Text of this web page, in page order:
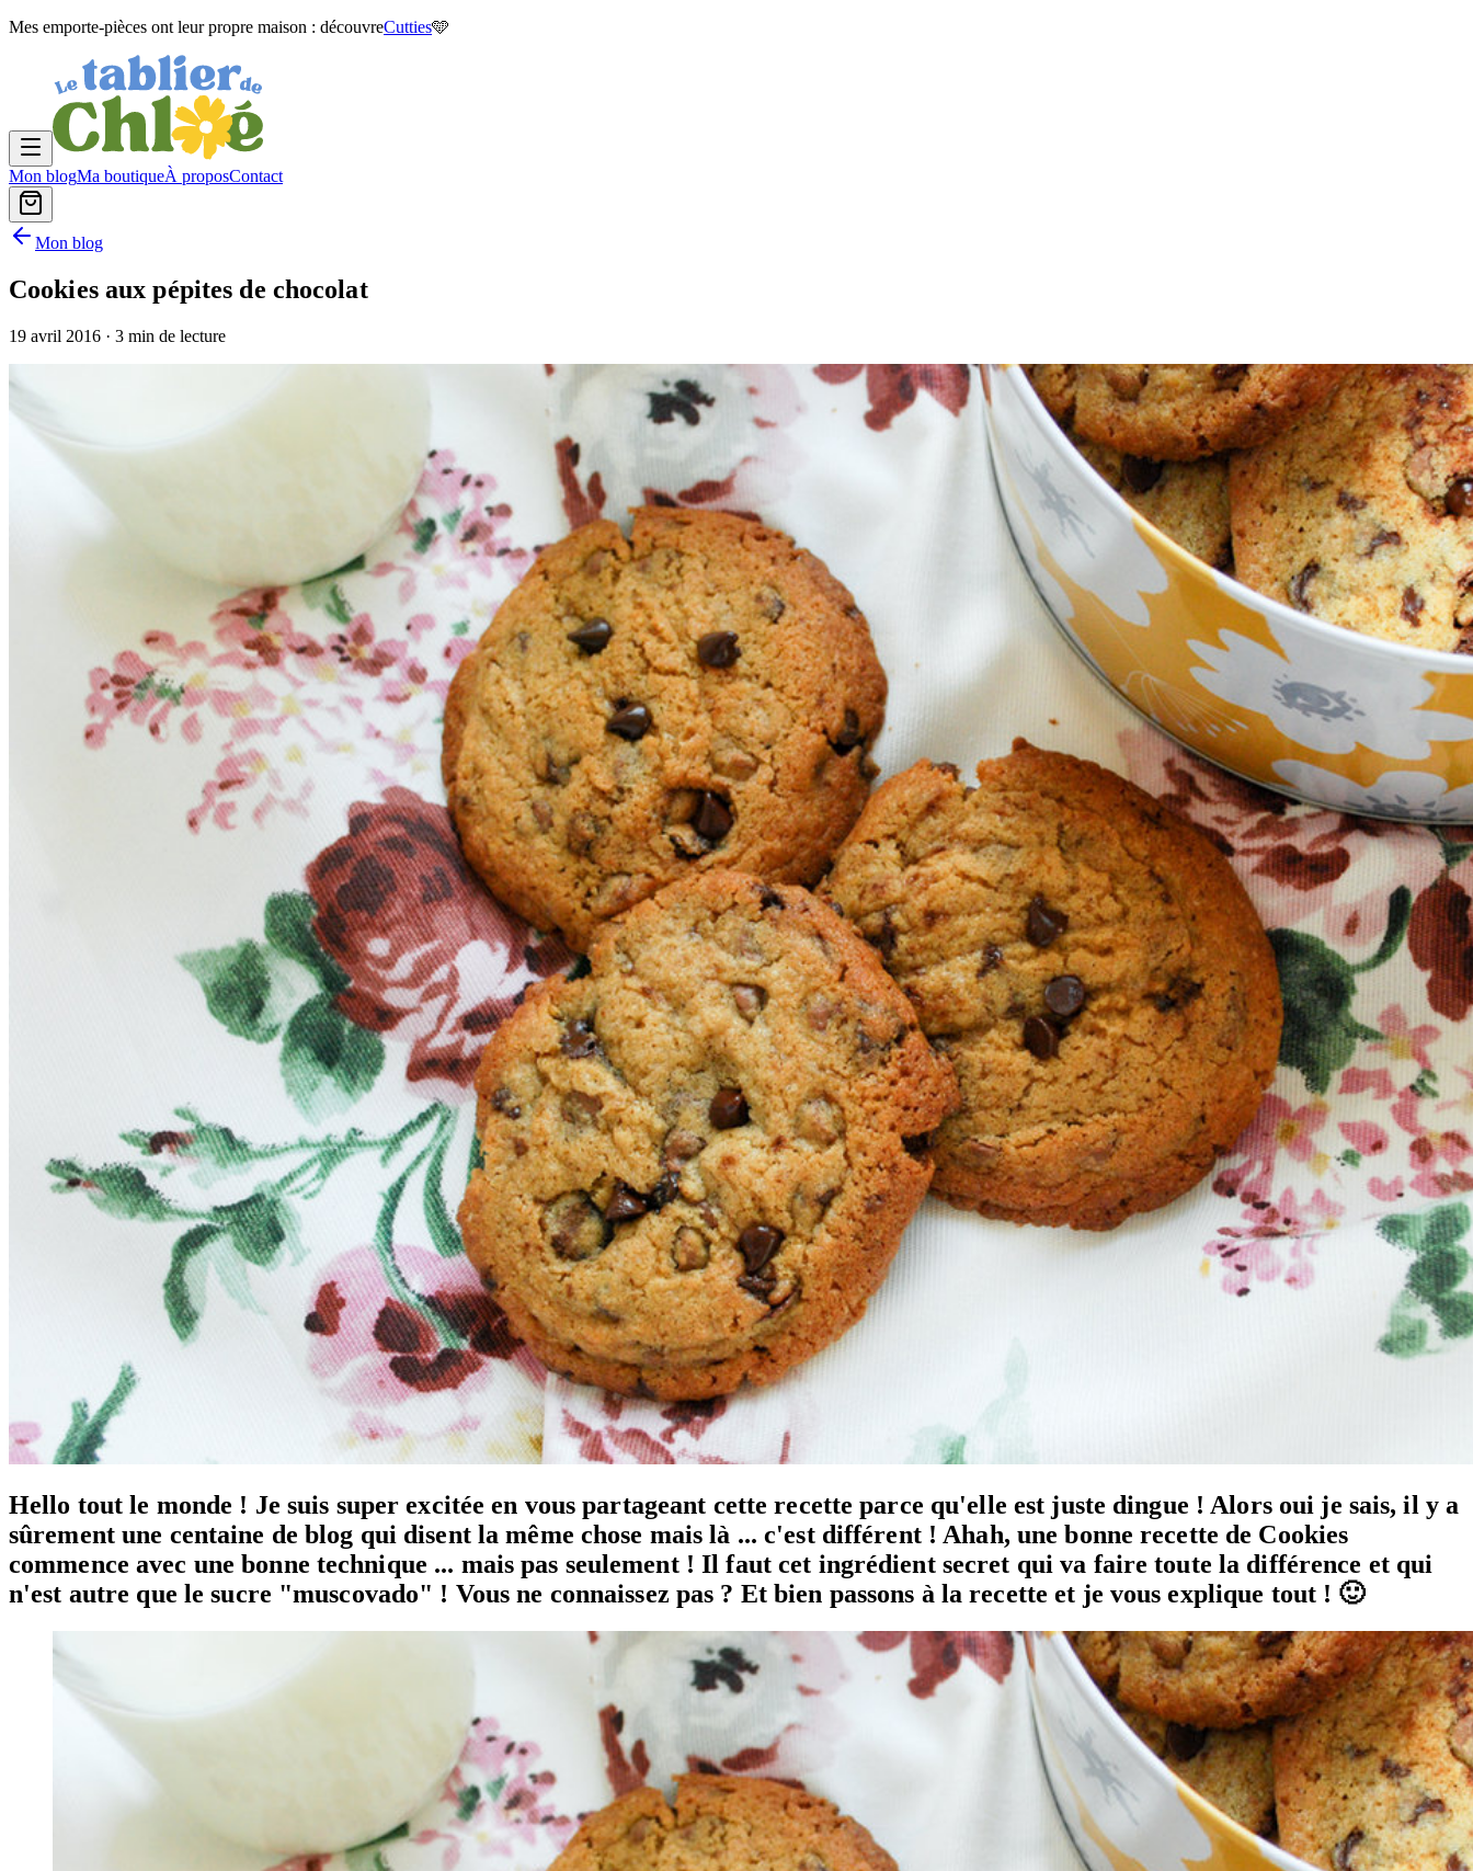
Mes emporte-pièces ont leur propre maison : découvreCutties🩵
Mon blogMa boutiqueÀ proposContact
Mon blog
Cookies aux pépites de chocolat
19 avril 2016 · 3 min de lecture
Hello tout le monde ! Je suis super excitée en vous partageant cette recette parce qu'elle est juste dingue ! Alors oui je sais, il y a
sûrement une centaine de blog qui disent la même chose mais là ... c'est différent ! Ahah, une bonne recette de Cookies
commence avec une bonne technique ... mais pas seulement ! Il faut cet ingrédient secret qui va faire toute la différence et qui
n'est autre que le sucre "muscovado" ! Vous ne connaissez pas ? Et bien passons à la recette et je vous explique tout ! 🙂